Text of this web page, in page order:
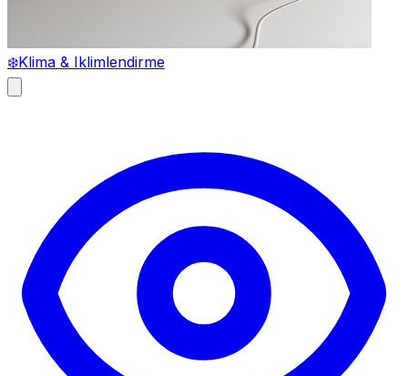
❄️Klima & Iklimlendirme